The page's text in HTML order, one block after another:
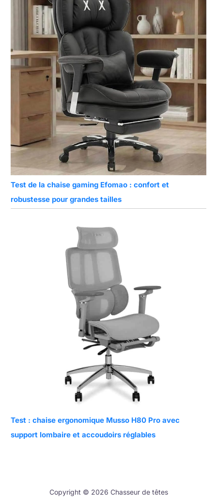
Test de la chaise gaming Efomao : confort et
robustesse pour grandes tailles
Test : chaise ergonomique Musso H80 Pro avec
support lombaire et accoudoirs réglables
Copyright © 2026 Chasseur de têtes